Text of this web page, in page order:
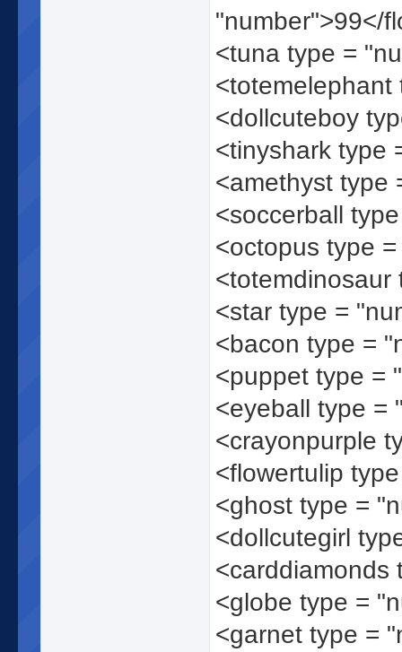
"number">99</
<tuna type =
<totemelephant
<dollcuteboy
<tinyshark type
<amethyst type
<soccerball
<octopus type
<totemdinosaur
<star type =
<bacon type =
<puppet type =
<eyeball type =
<crayonpurple
<flowertulip
<ghost type =
<dollcutegirl
<carddiamonds
<globe type =
<garnet type =